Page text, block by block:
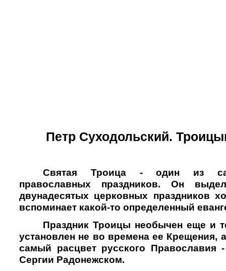
Петр Суходольский.
Святая Троица - один из
православных праздников. Он
двунадесятых церковных праздников
вспоминает какой-то определенный
Праздник Троицы необычен еще и
установлен не во времена ее Крещения,
самый расцвет русского Православия
Сергии Радонежском.